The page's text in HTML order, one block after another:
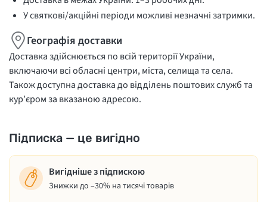
У святкові/акційні періоди можливі незначні затримки.
Географія доставки
Доставка здійснюється по всій території України,
включаючи всі обласні центри, міста, селища та села.
Також доступна доставка до відділень поштових служб та
кур’єром за вказаною адресою.
Підписка — це вигідно
Вигідніше з підпискою
Знижки до –30% на тисячі товарів